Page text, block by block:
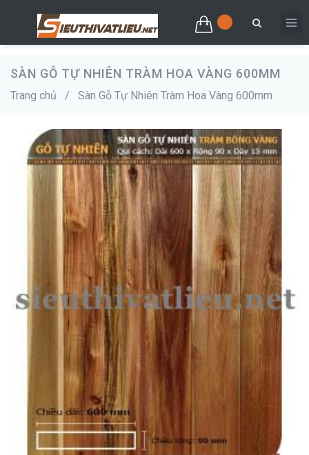
SÀN GỖ TỰ NHIÊN TRÀM HOA VÀNG 600MM
Trang chủ / Sàn Gỗ Tự Nhiên Tràm Hoa Vàng 600mm